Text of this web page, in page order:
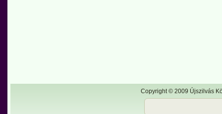
Copyright © 2009 Újszilvás